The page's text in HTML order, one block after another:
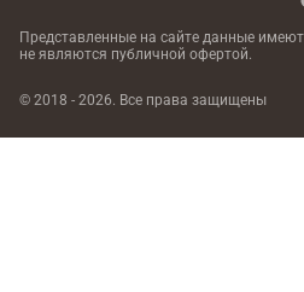
Представленные на сайте данные
не являются публичной офертой.
© 2018 - 2026. Все права защищены